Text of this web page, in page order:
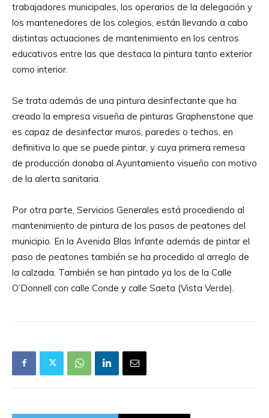
trabajadores municipales, los operarios de la delegación y
los mantenedores de los colegios, están llevando a cabo
distintas actuaciones de mantenimiento en los centros
educativos entre las que destaca la pintura tanto exterior
como interior.
Se trata además de una pintura desinfectante que ha
creado la empresa visueña de pinturas Graphenstone que
es capaz de desinfectar muros, paredes o techos, en
definitiva lo que se puede pintar, y cuya primera remesa
de producción donaba al Ayuntamiento visueño con motivo
de la alerta sanitaria.
Por otra parte, Servicios Generales está procediendo al
mantenimiento de pintura de los pasos de peatones del
municipio. En la Avenida Blas Infante además de pintar el
paso de peatones también se ha procedido al arreglo de
la calzada. También se han pintado ya los de la Calle
O’Donnell con calle Conde y calle Saeta (Vista Verde).